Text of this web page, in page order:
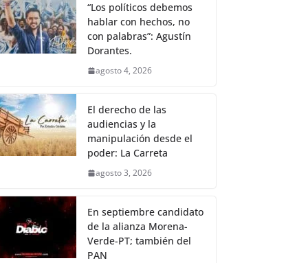
“Los políticos debemos
hablar con hechos, no
con palabras”: Agustín
Dorantes.
agosto 4, 2026
El derecho de las
audiencias y la
manipulación desde el
poder: La Carreta
agosto 3, 2026
En septiembre candidato
de la alianza Morena-
Verde-PT; también del
PAN